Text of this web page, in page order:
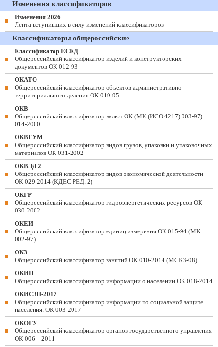
Изменения классификаторов
Изменения 2026
Лента вступивших в силу изменений классификаторов
Классификаторы общероссийские
Классификатор ЕСКД
Общероссийский классификатор изделий и конструкторских
документов ОК 012-93
ОКАТО
Общероссийский классификатор объектов административно-
территориального деления ОК 019-95
ОКВ
Общероссийский классификатор валют ОК (МК (ИСО 4217) 003-97)
014-2000
ОКВГУМ
Общероссийский классификатор видов грузов, упаковки и упаковочных
материалов ОК 031-2002
ОКВЭД 2
Общероссийский классификатор видов экономической деятельности
ОК 029-2014 (КДЕС РЕД. 2)
ОКГР
Общероссийский классификатор гидроэнергетических ресурсов ОК
030-2002
ОКЕИ
Общероссийский классификатор единиц измерения ОК 015-94 (МК
002-97)
ОКЗ
Общероссийский классификатор занятий ОК 010-2014 (МСКЗ-08)
ОКИН
Общероссийский классификатор информации о населении ОК 018-2014
ОКИСЗН-2017
Общероссийский классификатор информации по социальной защите
населения. ОК 003-2017
ОКОГУ
Общероссийский классификатор органов государственного управления
ОК 006 – 2011